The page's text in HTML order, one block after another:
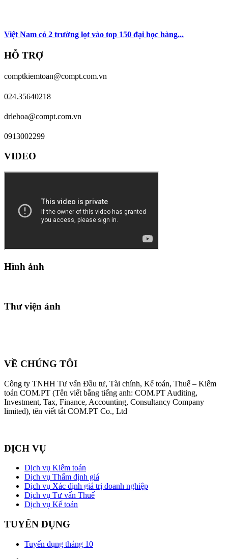
Việt Nam có 2 trường lọt vào top 150 đại học hàng...
HỖ TRỢ
comptkiemtoan@compt.com.vn
024.35640218
drlehoa@compt.com.vn
0913002299
VIDEO
Hình ảnh
Thư viện ảnh
VỀ CHÚNG TÔI
Công ty TNHH Tư vấn Đầu tư, Tài chính, Kế toán, Thuế – Kiểm
toán COM.PT (Tên viết bằng tiếng anh: COM.PT Auditing,
Investment, Tax, Finance, Accounting, Consultancy Company
limited), tên viết tắt COM.PT Co., Ltd
DỊCH VỤ
Dịch vụ Kiểm toán
Dịch vụ Thẩm định giá
Dịch vụ Xác định giá trị doanh nghiệp
Dịch vụ Tư vấn Thuế
Dịch vụ Kế toán
TUYỂN DỤNG
Tuyển dụng tháng 10